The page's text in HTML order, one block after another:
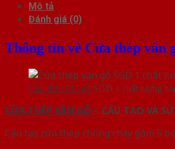
Mô tả
Đánh giá (0)
Thông tin về Cửa thép vân
Cửa thép vân gỗ SGD 1 chất lượng
CỬA THÉP VÂN GỖ – CẤU TẠO VÀ
Cấu tạo cửa thép chống cháy gồm 5